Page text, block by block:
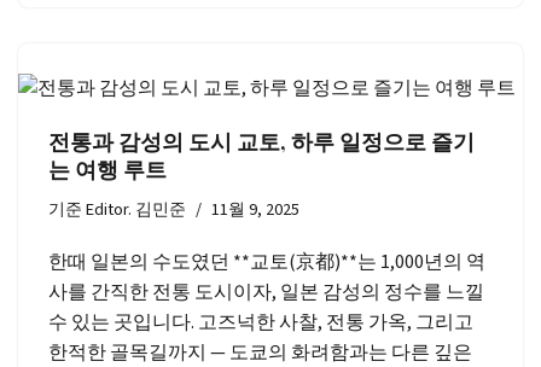
전통과 감성의 도시 교토, 하루 일정으로 즐기
는 여행 루트
기준Editor. 김민준 11월 9, 2025
한때 일본의 수도였던 **교토(京都)**는 1,000년의 역
사를 간직한 전통 도시이자, 일본 감성의 정수를 느낄
수 있는 곳입니다. 고즈넉한 사찰, 전통 가옥, 그리고
한적한 골목길까지 — 도쿄의 화려함과는 다른 깊은